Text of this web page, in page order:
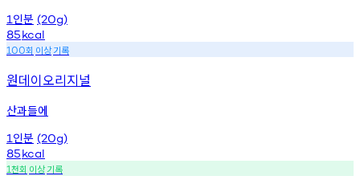
1 인분 (20g)
85kcal
100회 이상기록
원데이오리지널
산과들에
1 인분 (20g)
85kcal
1천회 이상기록